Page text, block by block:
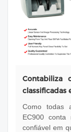
Contabiliza
classificadas
Como todas
EC900 conta
confiável em